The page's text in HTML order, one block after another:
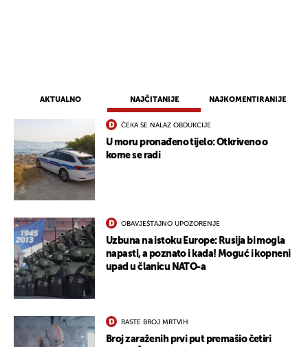
AKTUALNO NAJČITANIJE NAJKOMENTIRANIJE
ČEKA SE NALAZ OBDUKCIJE
U moru pronađeno tijelo: Otkriveno o
kome se radi
OBAVJEŠTAJNO UPOZORENJE
Uzbuna na istoku Europe: Rusija bi mogla
napasti, a poznato i kada! Moguć i kopneni
upad u članicu NATO-a
RASTE BROJ MRTVIH
Broj zaraženih prvi put premašio četiri